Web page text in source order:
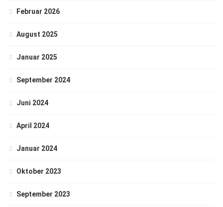
Februar 2026
August 2025
Januar 2025
September 2024
Juni 2024
April 2024
Januar 2024
Oktober 2023
September 2023